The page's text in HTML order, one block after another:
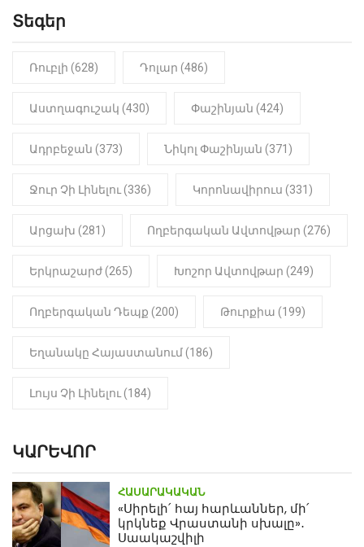
Նիկոլ Փաշինյան
ԻՐԱԴԱՐՁԱՅԻՆ 22:01
մանկապղծության համար
մարմինը
Տեգեր
Ռուբլի (628) Դոլար (486)
Աստղագուշակ (430) Փաշինյան (424)
Ադրբեջան (373) Նիկոլ Փաշինյան (371)
Ջուր Չի Լինելու (336) Կորոնավիրուս (331)
Արցախ (281) Ողբերգական Ավտովթար (276)
Երկրաշարժ (265) Խոշոր Ավտովթար (249)
Ողբերգական Դեպք (200) Թուրքիա (199)
Եղանակը Հայաստանում (186)
Լույս Չի Լինելու (184)
ԿԱՐԵՎՈՐ
ՀԱՍԱՐԱԿԱԿԱՆ
«Սիրելի՛ հայ հարևաններ, մի՛
կրկնեք Վրաստանի սխալը»․
Սաակաշվիլի